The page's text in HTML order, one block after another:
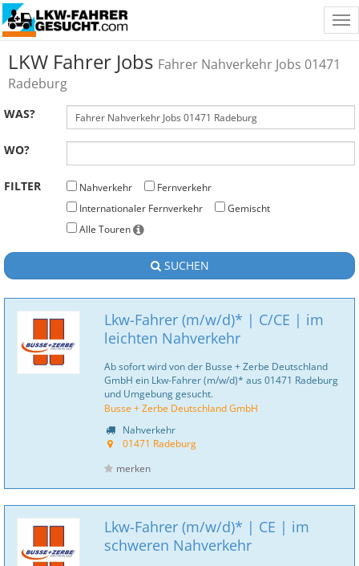
LKW Fahrer Jobs Fahrer Nahverkehr Jobs 01471
Radeburg
WAS?
WO?
FILTER Nahverkehr
Fernverkehr
Internationaler Fernverkehr
Gemischt
Alle Touren
SUCHEN
Lkw-Fahrer (m/w/d)* | C/CE | im
leichten Nahverkehr
Ab sofort wird von der Busse + Zerbe Deutschland
GmbH ein Lkw-Fahrer (m/w/d)* aus 01471 Radeburg
und Umgebung gesucht.
Busse + Zerbe Deutschland GmbH
Nahverkehr
01471 Radeburg
merken
Lkw-Fahrer (m/w/d)* | CE | im
schweren Nahverkehr